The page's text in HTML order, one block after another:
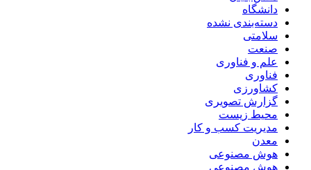
دانشگاه
دسته‌بندی نشده
سلامتی
صنعت
علم و فناوری
فناوری
کشاورزی
گزارش تصویری
محیط زیست
مدیریت کسب و کار
معدن
هوش مصنوعی
هوش مصنوعی